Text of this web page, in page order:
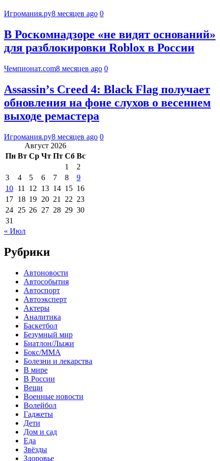
Игромания.ру8 месяцев ago 0
В Роскомнадзоре «не видят оснований»
для разблокировки Roblox в России
Чемпионат.com8 месяцев ago 0
Assassinʼs Creed 4: Black Flag получает
обновления на фоне слухов о весеннем
выходе ремастера
Игромания.ру8 месяцев ago 0
Август 2026
Пн Вт Ср Чт Пт Сб Вс
1
2
3
4 5 6 7 8
9
10 11 12 13 14 15 16
17 18 19 20 21 22 23
24 25 26 27 28 29 30
31
« Июл
Рубрики
Автоновости
Автособытия
Автоспорт
Автоэксперт
Актеры
Аналитика
Баскетбол
Безумный мир
Биатлон/Лыжи
Бокс/MMA
Болезни и лекарства
В мире
В России
Вещи
Военные новости
Волейбол
Гаджеты
Дети
Дом и сад
Еда
Звёзды
Здоровье